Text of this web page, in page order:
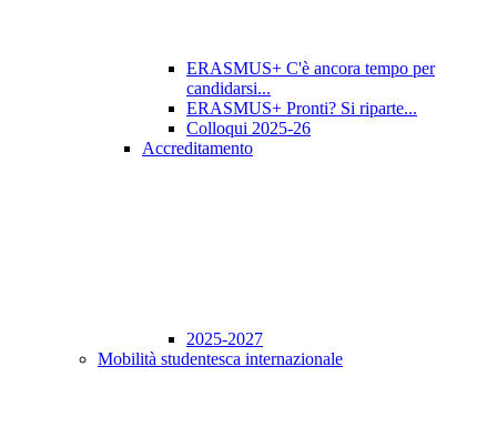
ERASMUS+ C'è ancora tempo per
candidarsi...
ERASMUS+ Pronti? Si riparte...
Colloqui 2025-26
Accreditamento
2025-2027
Mobilità studentesca internazionale